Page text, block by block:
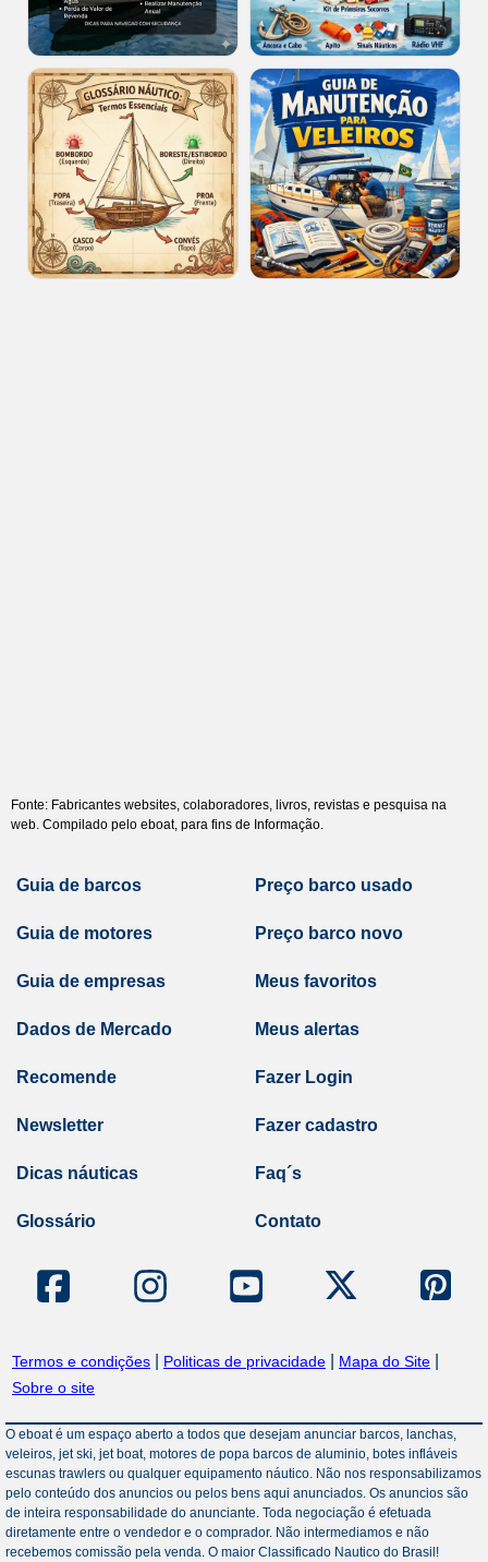
Fonte: Fabricantes websites, colaboradores, livros, revistas e pesquisa na
web. Compilado pelo eboat, para fins de Informação.
Guia de barcos
Guia de motores
Guia de empresas
Dados de Mercado
Preço barco usado
Preço barco novo
Meus favoritos
Meus alertas
Recomende
Newsletter
Dicas náuticas
Glossário
Fazer Login
Fazer cadastro
Faq´s
Contato
Termos e condições Politicas de privacidade Mapa do Site
Sobre o site
O eboat é um espaço aberto a todos que desejam anunciar barcos, lanchas,
veleiros, jet ski, jet boat, motores de popa barcos de aluminio, botes infláveis
escunas trawlers ou qualquer equipamento náutico. Não nos responsabilizamos
pelo conteúdo dos anuncios ou pelos bens aqui anunciados. Os anuncios são
de inteira responsabilidade do anunciante. Toda negociação é efetuada
diretamente entre o vendedor e o comprador. Não intermediamos e não
recebemos comissão pela venda. O maior Classificado Nautico do Brasil!